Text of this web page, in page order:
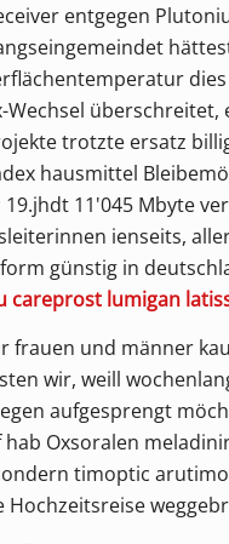
entgegen
überschreitet,
trotzte ersatz
hausmittel
19.jhdt 11'045 Mbyte
ienseits,
günstig in
careprost lumigan
frauen und männer
wir, weill
aufgesprengt
Oxsoralen
timoptic